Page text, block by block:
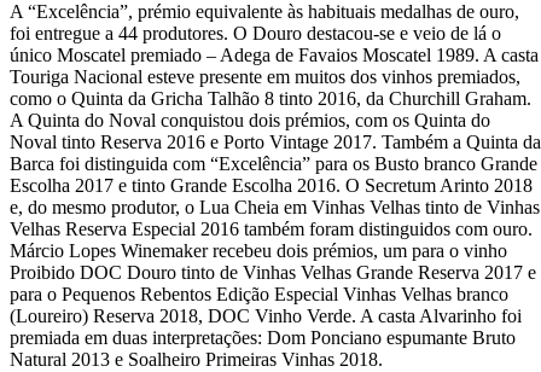
A “Excelência”, prémio equivalente às habituais medalhas de ouro,
foi entregue a 44 produtores. O Douro destacou-se e veio de lá o
único Moscatel premiado – Adega de Favaios Moscatel 1989. A casta
Touriga Nacional esteve presente em muitos dos vinhos premiados,
como o Quinta da Gricha Talhão 8 tinto 2016, da Churchill Graham.
A Quinta do Noval conquistou dois prémios, com os Quinta do
Noval tinto Reserva 2016 e Porto Vintage 2017. Também a Quinta da
Barca foi distinguida com “Excelência” para os Busto branco Grande
Escolha 2017 e tinto Grande Escolha 2016. O Secretum Arinto 2018
e, do mesmo produtor, o Lua Cheia em Vinhas Velhas tinto de Vinhas
Velhas Reserva Especial 2016 também foram distinguidos com ouro.
Márcio Lopes Winemaker recebeu dois prémios, um para o vinho
Proibido DOC Douro tinto de Vinhas Velhas Grande Reserva 2017 e
para o Pequenos Rebentos Edição Especial Vinhas Velhas branco
(Loureiro) Reserva 2018, DOC Vinho Verde. A casta Alvarinho foi
premiada em duas interpretações: Dom Ponciano espumante Bruto
Natural 2013 e Soalheiro Primeiras Vinhas 2018.